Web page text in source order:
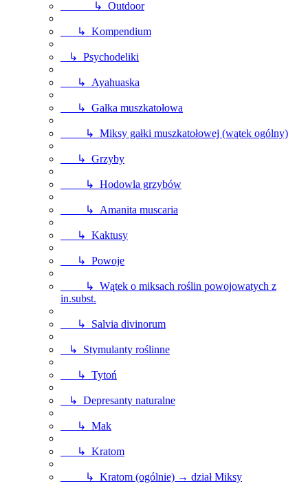
↳ Outdoor
↳ Kompendium
↳ Psychodeliki
↳ Ayahuaska
↳ Gałka muszkatołowa
↳ Miksy gałki muszkatołowej (wątek ogólny)
↳ Grzyby
↳ Hodowla grzybów
↳ Amanita muscaria
↳ Kaktusy
↳ Powoje
↳ Wątek o miksach roślin powojowatych z
in.subst.
↳ Salvia divinorum
↳ Stymulanty roślinne
↳ Tytoń
↳ Depresanty naturalne
↳ Mak
↳ Kratom
↳ Kratom (ogólnie) → dział Miksy